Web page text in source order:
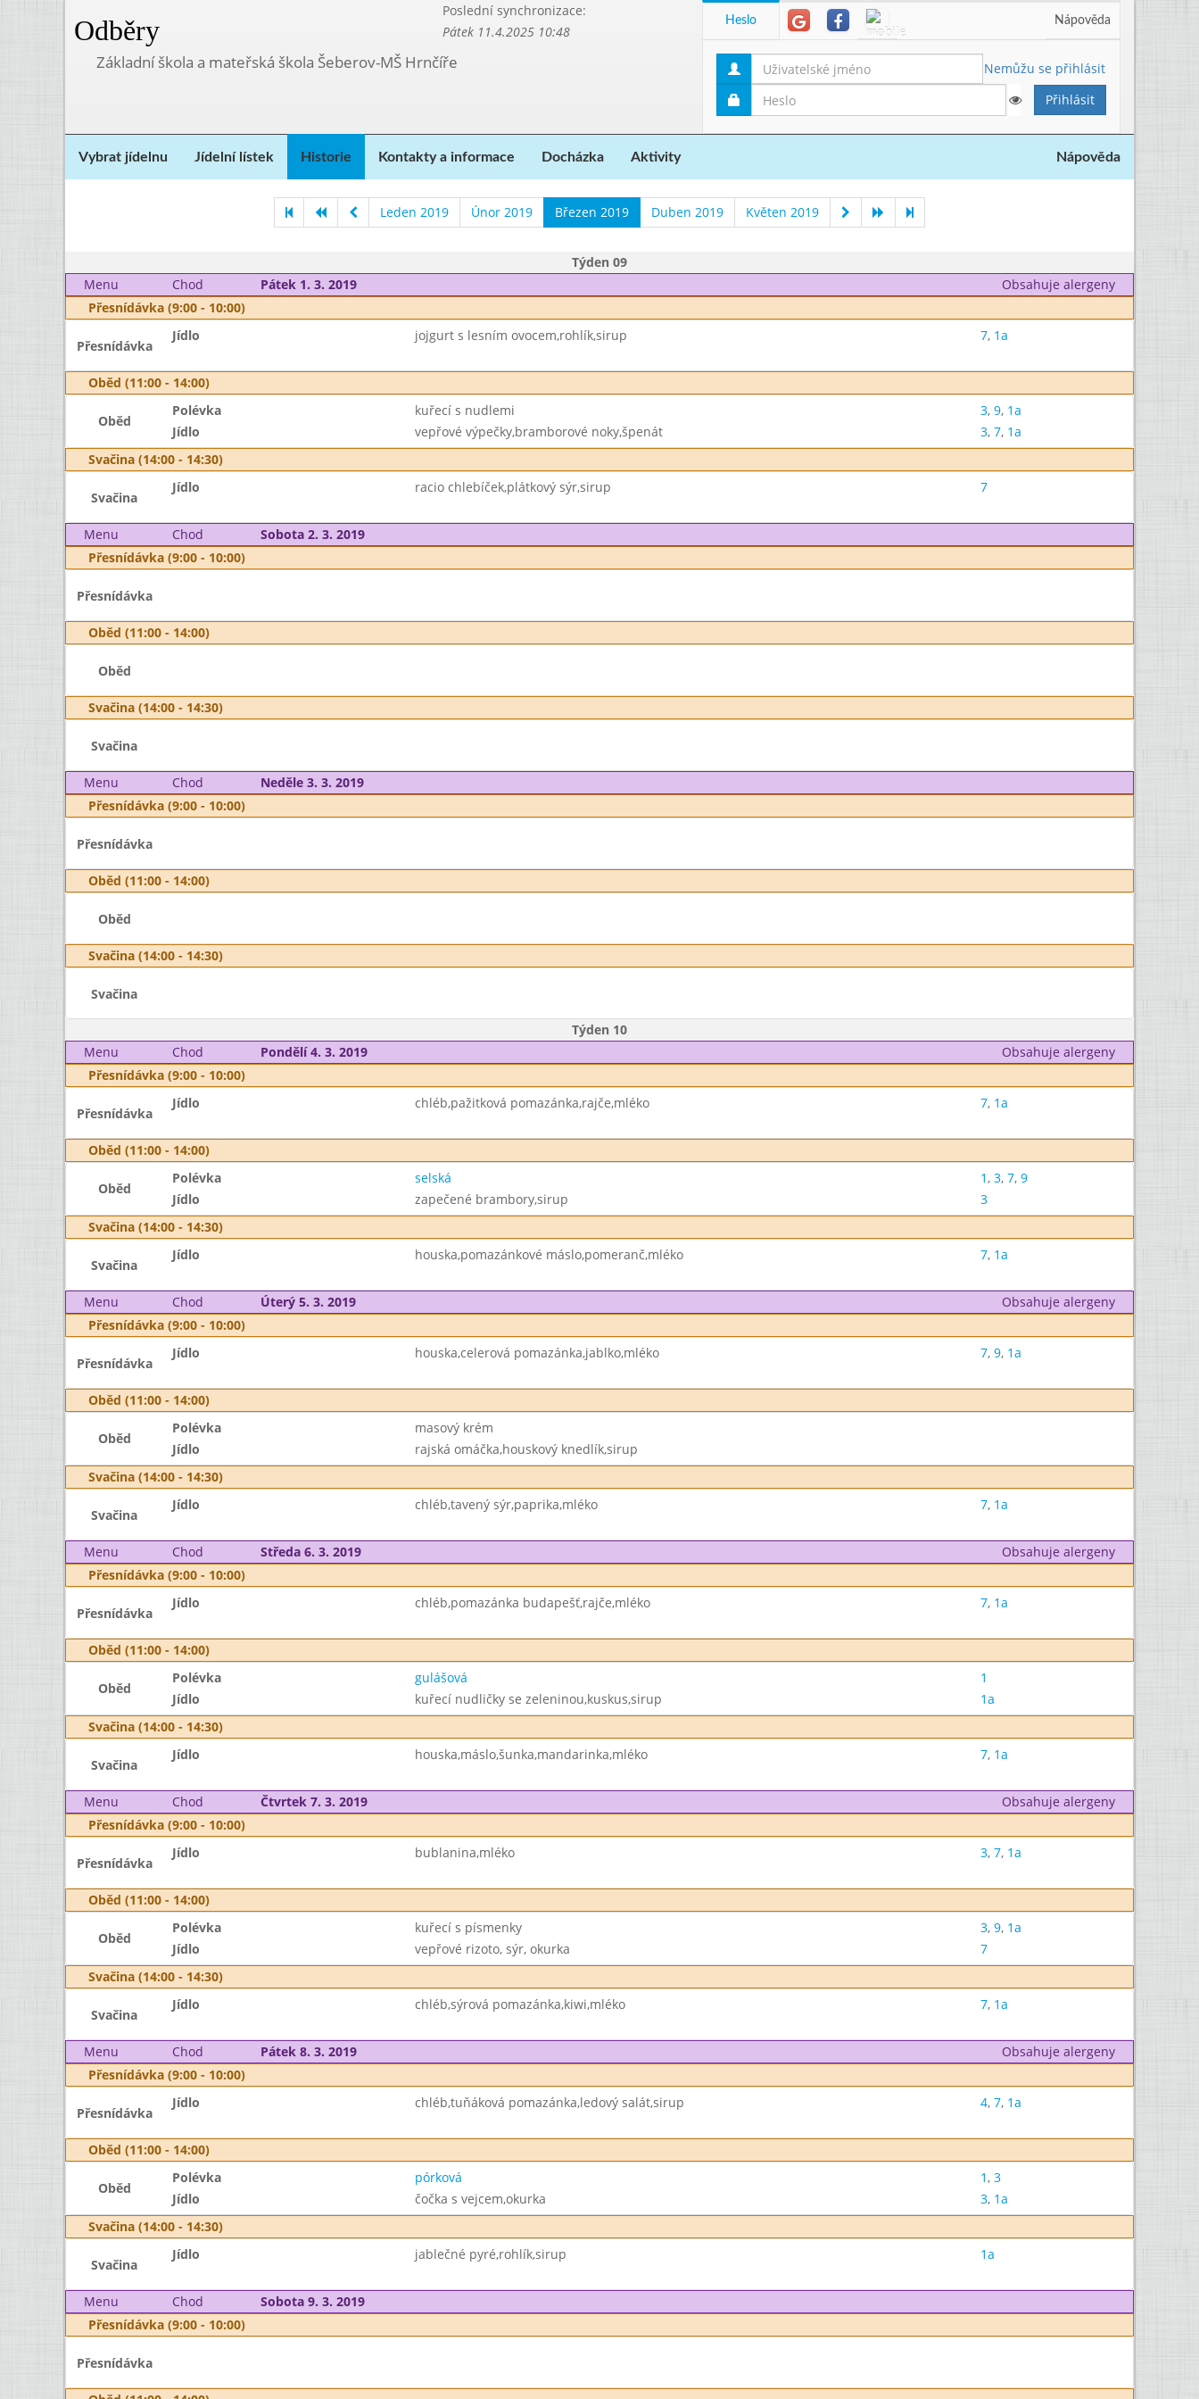
Odběry
Poslední synchronizace:
Pátek 11.4.2025 10:48
Základní škola a mateřská škola Šeberov-MŠ Hrnčíře
Heslo Nápověda
Nemůžu se přihlásit
Vybrat jídelnu Jídelní lístek Historie Kontakty a informace Docházka Aktivity Nápověda
Leden 2019 Únor 2019 Březen 2019 Duben 2019 Květen 2019
Týden 09
Menu
Chod Pátek 1. 3. 2019
Obsahuje alergeny
Přesnídávka (9:00 - 10:00)
Přesnídávka
Jídlo jojgurt s lesním ovocem,rohlík,sirup 7, 1a
Oběd (11:00 - 14:00)
Oběd
Polévka kuřecí s nudlemi 3, 9, 1a
Jídlo
vepřové výpečky,bramborové noky,špenát 3, 7, 1a
Svačina (14:00 - 14:30)
Svačina
Jídlo racio chlebíček,plátkový sýr,sirup 7
Menu Chod
Sobota 2. 3. 2019
Přesnídávka (9:00 - 10:00)
Přesnídávka
Oběd (11:00 - 14:00)
Oběd
Svačina (14:00 - 14:30)
Svačina
Menu Chod
Neděle 3. 3. 2019
Přesnídávka (9:00 - 10:00)
Přesnídávka
Oběd (11:00 - 14:00)
Oběd
Svačina (14:00 - 14:30)
Svačina
Týden 10
Menu
Chod Pondělí 4. 3. 2019
Obsahuje alergeny
Přesnídávka (9:00 - 10:00)
Přesnídávka
Jídlo chléb,pažitková pomazánka,rajče,mléko 7, 1a
Oběd (11:00 - 14:00)
Oběd
Polévka selská 1, 3, 7, 9
Jídlo
zapečené brambory,sirup
3
Svačina (14:00 - 14:30)
Svačina
Jídlo houska,pomazánkové máslo,pomeranč,mléko 7, 1a
Menu Chod Úterý 5. 3. 2019
Obsahuje alergeny
Přesnídávka (9:00 - 10:00)
Přesnídávka
Jídlo houska,celerová pomazánka,jablko,mléko 7, 9, 1a
Oběd (11:00 - 14:00)
Oběd
Polévka
masový krém
Jídlo
rajská omáčka,houskový knedlík,sirup
Svačina (14:00 - 14:30)
Svačina
Jídlo chléb,tavený sýr,paprika,mléko 7, 1a
Menu Chod Středa 6. 3. 2019
Obsahuje alergeny
Přesnídávka (9:00 - 10:00)
Přesnídávka
Jídlo chléb,pomazánka budapešť,rajče,mléko 7, 1a
Oběd (11:00 - 14:00)
Oběd
Polévka gulášová
1
Jídlo
kuřecí nudličky se zeleninou,kuskus,sirup
1a
Svačina (14:00 - 14:30)
Svačina
Jídlo houska,máslo,šunka,mandarinka,mléko 7, 1a
Menu Chod Čtvrtek 7. 3. 2019
Obsahuje alergeny
Přesnídávka (9:00 - 10:00)
Přesnídávka
Jídlo bublanina,mléko 3, 7, 1a
Oběd (11:00 - 14:00)
Oběd
Polévka kuřecí s písmenky 3, 9, 1a
Jídlo
vepřové rizoto, sýr, okurka
7
Svačina (14:00 - 14:30)
Svačina
Jídlo chléb,sýrová pomazánka,kiwi,mléko 7, 1a
Menu Chod Pátek 8. 3. 2019
Obsahuje alergeny
Přesnídávka (9:00 - 10:00)
Přesnídávka
Jídlo chléb,tuňáková pomazánka,ledový salát,sirup 4, 7, 1a
Oběd (11:00 - 14:00)
Oběd
Polévka pórková 1, 3
Jídlo
čočka s vejcem,okurka 3, 1a
Svačina (14:00 - 14:30)
Svačina
Jídlo jablečné pyré,rohlík,sirup 1a
Menu Chod
Sobota 9. 3. 2019
Přesnídávka (9:00 - 10:00)
Přesnídávka